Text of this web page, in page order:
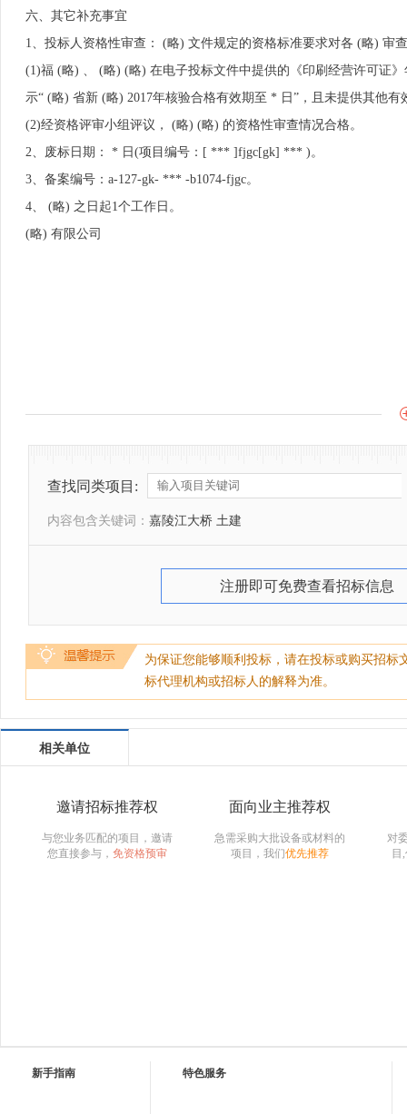
六、其它补充事宜
1、投标人资格性审查： (略) 文件规定的资格标准要求对各 (略) 审
(1)福 (略) 、 (略) (略) 在电子投标文件中提供的《印刷经营许可证
示“ (略) 省新 (略) 2017年核验合格有效期至 * 日”，且未提供其他
(2)经资格评审小组评议， (略) (略) 的资格性审查情况合格。
2、废标日期： * 日(项目编号：[ *** ]fjgc[gk] *** )。
3、备案编号：a-127-gk- *** -b1074-fjgc。
4、 (略) 之日起1个工作日。
(略) 有限公司
查找同类项目:
内容包含关键词： 嘉陵江大桥 土建
注册即可免费查看招标信息
为保证您能够顺利投标，请在投标或购买招
标代理机构或招标人的解释为准。
相关单位
邀请招标推荐权
与您业务匹配的项目，邀请
您直接参与， 免资格预审
面向业主推荐权
急需采购大批设备或材料的
项目，我们优先推荐
对
目
新手指南 特色服务